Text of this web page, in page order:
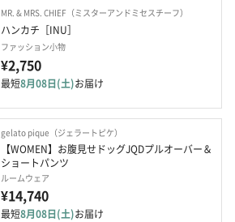
MR. & MRS. CHIEF（ミスターアンドミセスチーフ）
ハンカチ［INU］
ファッション小物
¥2,750
最短8月08日(土)お届け
gelato pique（ジェラートピケ）
【WOMEN】お腹見せドッグJQDプルオーバー＆
ショートパンツ
ルームウェア
¥14,740
最短8月08日(土)お届け